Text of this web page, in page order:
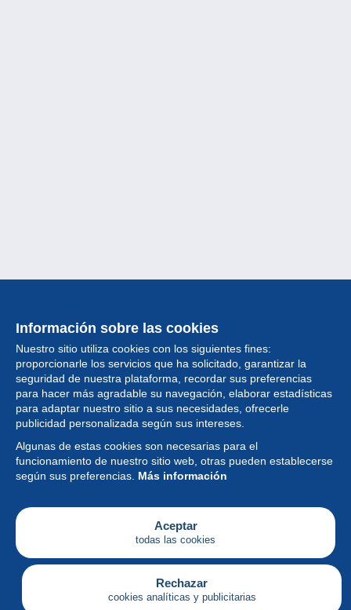
Información sobre las cookies
Nuestro sitio utiliza cookies con los siguientes fines:
proporcionarle los servicios que ha solicitado, garantizar la
seguridad de nuestra plataforma, recordar sus preferencias
para hacer más agradable su navegación, elaborar estadísticas
para adaptar nuestro sitio a sus necesidades, ofrecerle
publicidad personalizada según sus intereses.
Algunas de estas cookies son necesarias para el
funcionamiento de nuestro sitio web, otras pueden establecerse
según sus preferencias. Más información
Aceptar
todas las cookies
Rechazar
cookies analíticas y publicitarias
Colección
Noticias
Funcionalidad
Empresa
Servicios
Escribir